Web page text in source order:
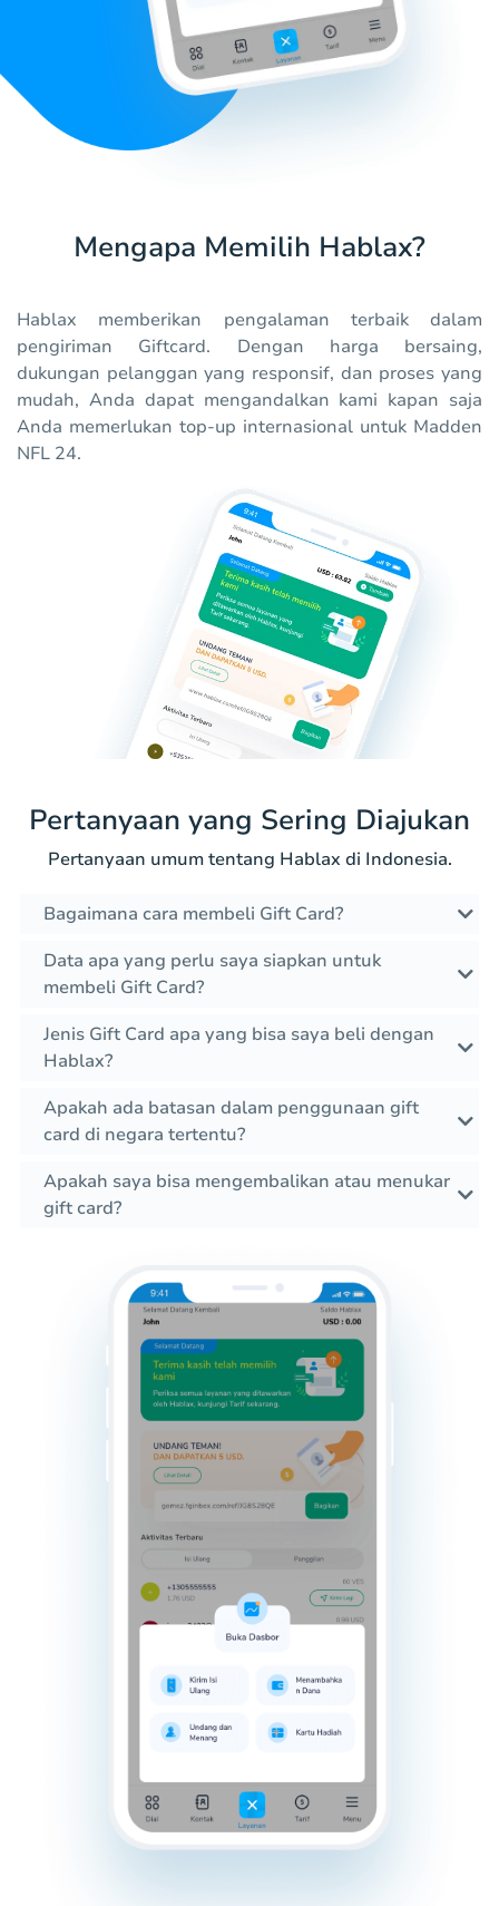
Mengapa Memilih Hablax?
Hablax memberikan pengalaman terbaik dalam
pengiriman Giftcard. Dengan harga bersaing,
dukungan pelanggan yang responsif, dan proses yang
mudah, Anda dapat mengandalkan kami kapan saja
Anda memerlukan top-up internasional untuk Madden
NFL 24.
Pertanyaan yang Sering Diajukan
Pertanyaan umum tentang Hablax di Indonesia.
Bagaimana cara membeli Gift Card?
Data apa yang perlu saya siapkan untuk
membeli Gift Card?
Jenis Gift Card apa yang bisa saya beli dengan
Hablax?
Apakah ada batasan dalam penggunaan gift
card di negara tertentu?
Apakah saya bisa mengembalikan atau menukar
gift card?